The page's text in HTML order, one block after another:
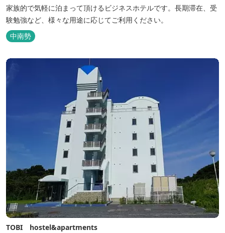
家族的で気軽に泊まって頂けるビジネスホテルです。長期滞在、受
験勉強など、様々な用途に応じてご利用ください。
中南勢
TOBI hostel&apartments